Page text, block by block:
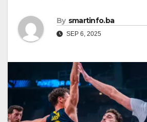
By smartinfo.ba
SEP 6, 2025